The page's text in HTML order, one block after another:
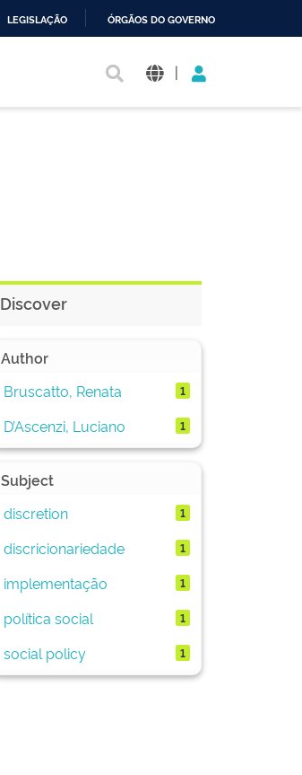
LEGISLAÇÃO ÓRGÃOS DO GOVERNO
|
Discover
Author
Bruscatto, Renata
1
D’Ascenzi, Luciano 1
Subject
discretion
1
discricionariedade 1
implementação 1
política social 1
social policy 1